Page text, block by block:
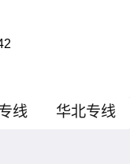
线 华北专线